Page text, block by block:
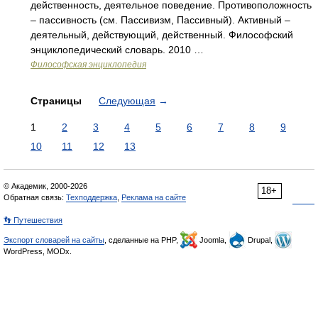
действенность, деятельное поведение. Противоположность
– пассивность (см. Пассивизм, Пассивный). Активный –
деятельный, действующий, действенный. Философский
энциклопедический словарь. 2010 …
Философская энциклопедия
Страницы Следующая →
1 2 3 4 5 6 7 8
9
10
11 12 13
18+
© Академик, 2000-2026
Обратная связь: Техподдержка Реклама на сайте
👣 Путешествия
Экспорт словарей на сайты , сделанные на PHP, Joomla,
Drupal,
WordPress, MODx.